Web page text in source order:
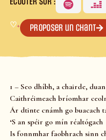
♡+ Proposer un chant
1 – Seo dhíbh, a chairde,
Caithréimeach bríomhar
Ár dtinte cnámh go buacach
‘S an spéir go mín réaltógach
Is fonnmhar faobhrach sinn